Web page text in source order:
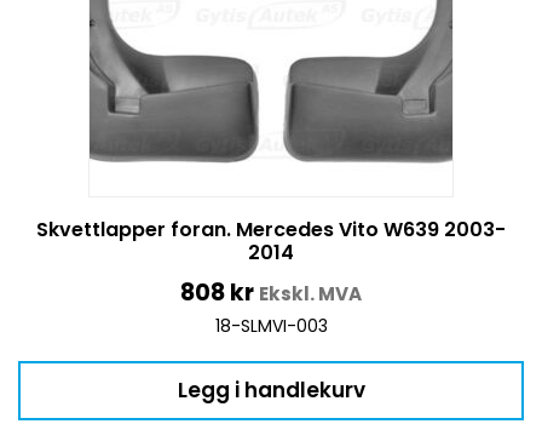
Skvettlapper foran. Mercedes Vito W639 2003-
2014
808kr Ekskl. MVA
18-SLMVI-003
Legg i handlekurv